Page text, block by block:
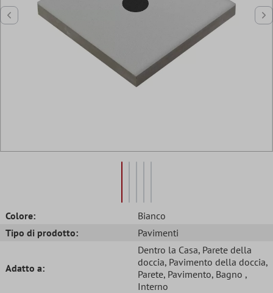
Colore:
Bianco
Tipo di prodotto:
Pavimenti
Adatto a:
Dentro la Casa, Parete della
doccia, Pavimento della doccia,
Parete, Pavimento, Bagno ,
Interno